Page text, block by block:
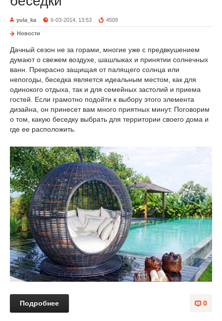
yula_ka 6-03-2014, 13:53 4509
Новости
Дачный сезон не за горами, многие уже с предвкушением
думают о свежем воздухе, шашлыках и принятии солнечных
ванн. Прекрасно защищая от палящего солнца или
непогоды, беседка является идеальным местом, как для
одинокого отдыха, так и для семейных застолий и приема
гостей. Если грамотно подойти к выбору этого элемента
дизайна, он принесет вам много приятных минут. Поговорим
о том, какую беседку выбрать для территории своего дома и
где ее расположить.
0
Подробнее